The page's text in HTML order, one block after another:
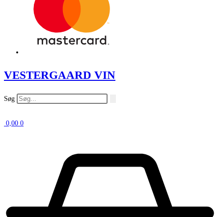
VESTERGAARD VIN
Søg
0,00 0